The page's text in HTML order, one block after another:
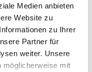
Medien anbieten
Website zu
zu Ihrer
Partner für
weiter. Unsere
möglicherweise mit